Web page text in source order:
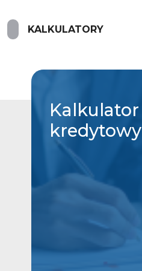
KALKULATORY
Kalkulator
kredytowy